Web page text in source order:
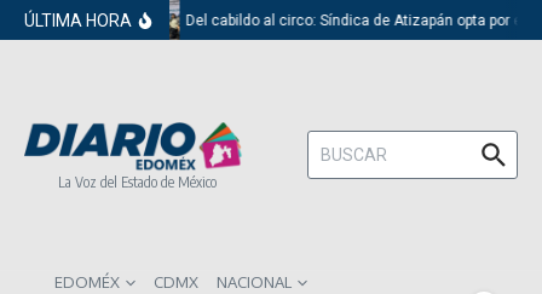
Saltar al contenido
ÚLTIMA HORA Del cabildo al circo: Síndica de Atizapán opta por el
La Voz del Estado de México
Buscar:
EDOMÉX CDMX
NACIONAL